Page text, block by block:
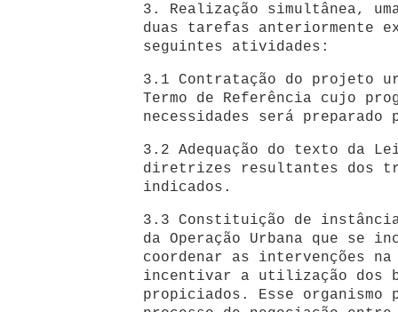
3. Realização simultânea,
duas tarefas anteriormente
seguintes atividades:
3.1 Contratação do projeto
Termo de Referência cujo
necessidades será preparado
3.2 Adequação do texto da
diretrizes resultantes dos
indicados.
3.3 Constituição de instância
da Operação Urbana que se
coordenar as intervenções
incentivar a utilização dos
propiciados. Esse organismo